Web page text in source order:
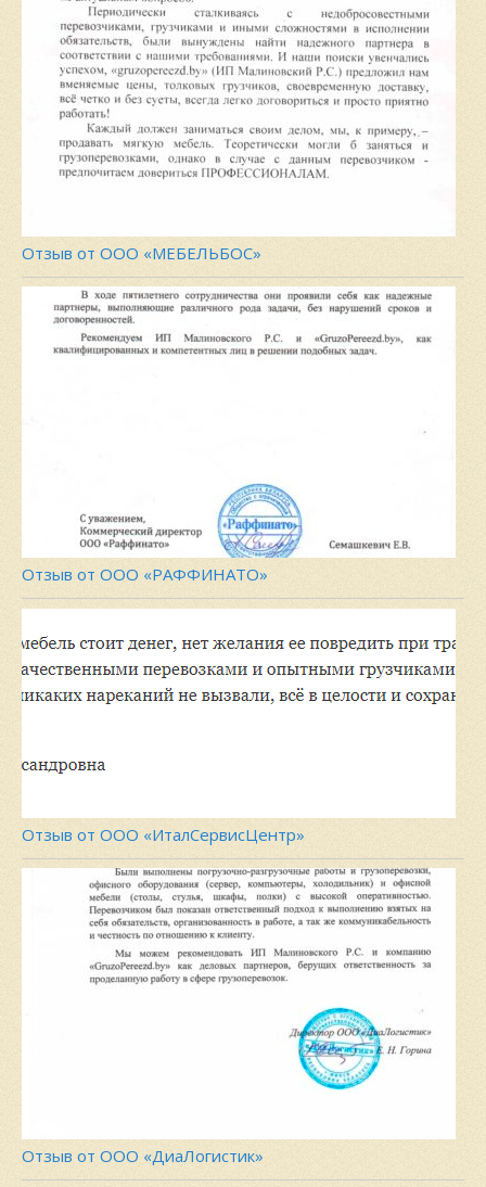
Отзыв от ООО «МЕБЕЛЬБОС»
Отзыв от ООО «РАФФИНАТО»
Отзыв от ООО «ИталСервисЦентр»
Отзыв от ООО «ДиаЛогистик»